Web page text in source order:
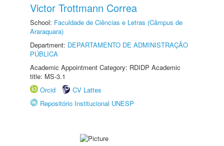
Victor Trottmann Correa
School: Faculdade de Ciências e Letras (Câmpus de
Araraquara)
Department: DEPARTAMENTO DE ADMINISTRAÇÃO
PÚBLICA
Academic Appointment Category: RDIDP Academic
title: MS-3.1
Orcid
CV Lattes
Repositório Institucional UNESP